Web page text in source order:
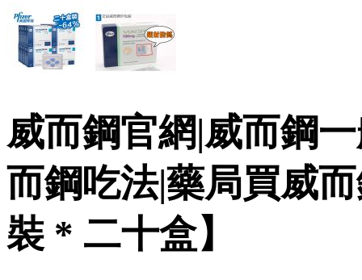
威而鋼官網|威而鋼
而鋼吃法|藥局買威
裝 * 二十盒】